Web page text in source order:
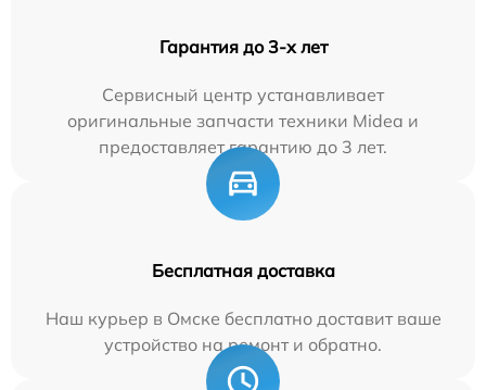
Гарантия до 3-х лет
Сервисный центр устанавливает
оригинальные запчасти техники Midea и
предоставляет гарантию до 3 лет.
Бесплатная доставка
Наш курьер в Омске бесплатно доставит ваше
устройство на ремонт и обратно.